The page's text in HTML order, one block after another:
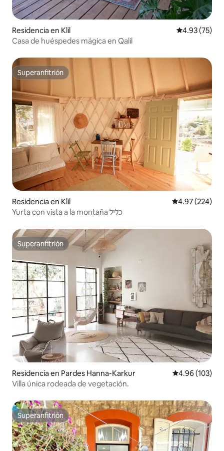
Residencia en Klil Calificación
4.93 (75)
Casa de huéspedes mágica en Qalil
Superanfitrión
Superanfitrión
Residencia en Klil Calificación
4.97 (224)
Yurta con vista a la montaña כליל
Superanfitrión
Superanfitrión
Residencia en Pardes Hanna-Karkur Calificación
4.96 (103)
Villa única rodeada de vegetación.
Superanfitrión
Superanfitrión